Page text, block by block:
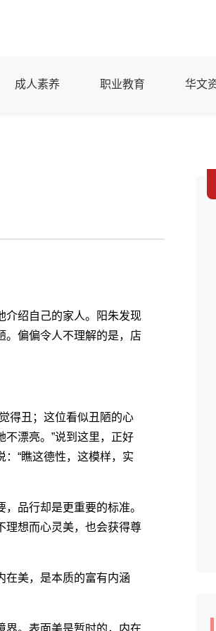
成人素养 职业教育 华文
绍自己的家人。阳朱发现
。偏偏令人不理解的是，店
得丑；这位看似丑陋的心
漂亮。”说到这里，正好
“瞧这德性，这模样，实
品行却是更重要的标准。
理想而心灵美，也会获得尊
美，是本质的富有内涵
。表面美是暂时的，内在